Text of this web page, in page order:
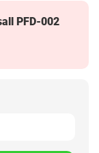
PFD-002